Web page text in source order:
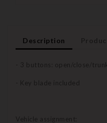
Description
- 3 buttons: open/close/trunk
- Key blade included
Vehicle assignment: